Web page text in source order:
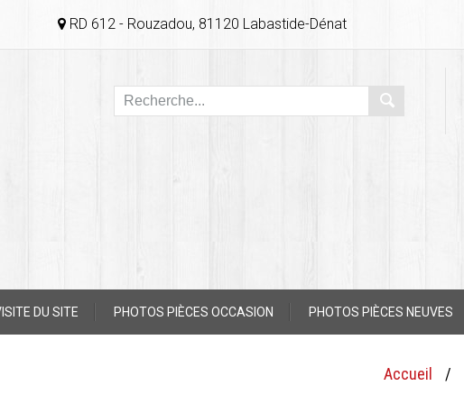
RD 612 - Rouzadou, 81120 Labastide-Dénat
DU SITE PHOTOS PIÈCES OCCASION PHOTOS PIÈCES NEUVES
Accueil /